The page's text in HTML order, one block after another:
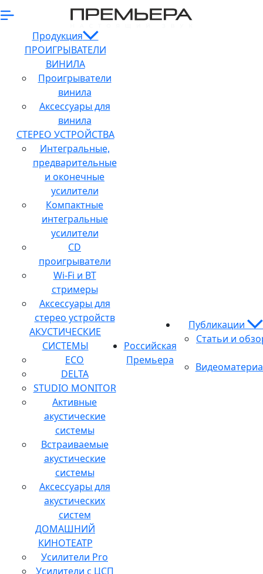
Продукция
ПРОИГРЫВАТЕЛИ
ВИНИЛА
Проигрыватели
винила
Аксессуары для
винила
СТЕРЕО УСТРОЙСТВА
Интегральные,
предварительные
и оконечные
усилители
Компактные
интегральные
усилители
CD
проигрыватели
Wi-Fi и BT
стримеры
Аксессуары для
стерео устройств
АКУСТИЧЕСКИЕ
СИСТЕМЫ
ECO
DELTA
STUDIO MONITOR
Активные
акустические
системы
Встраиваемые
акустические
системы
Аксессуары для
акустических
систем
ДОМАШНИЙ
КИНОТЕАТР
Усилители Pro
Усилители с ЦСП
Российская
Премьера
Публикации
Статьи и